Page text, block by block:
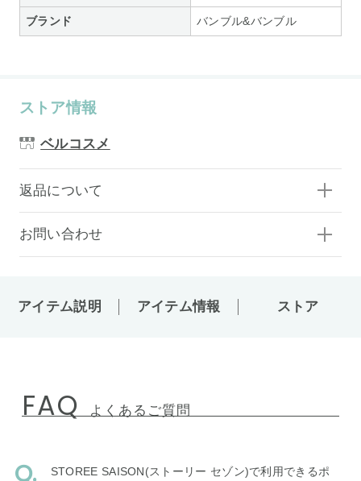
ブランド バンブル&バンブル
ストア情報
ベルコスメ
返品について
お問い合わせ
アイテム説明 アイテム情報 ストア
FAQ よくあるご質問
STOREE SAISON(ストーリー セゾン)で利用できるポ